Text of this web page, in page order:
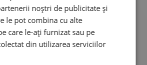
noștri de publicitate și
le pot combina cu alte
care le-ați furnizat sau pe
din utilizarea serviciilor